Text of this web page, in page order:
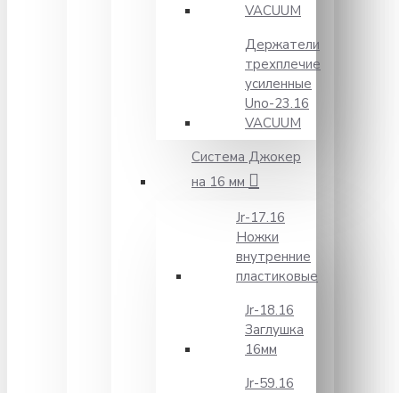
VACUUM
Держатели
трехплечие
усиленные
Unо-23.16
VACUUM
Система Джокер
на 16 мм
Jr-17.16
Ножки
внутренние
пластиковые
Jr-18.16
Заглушка
16мм
Jr-59.16